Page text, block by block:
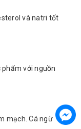
và natri tốt
với nguồn
mạch. Cá ngừ